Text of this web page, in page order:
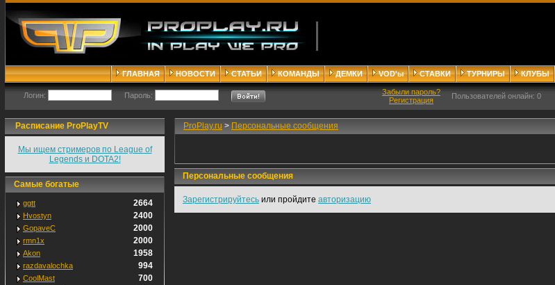
ГЛАВНАЯ НОВОСТИ СТАТЬИ КОМАНДЫ ДЕМКИ VOD'ы СТАВКИ ТУРНИРЫ КЛУБЫ
Логин: Пароль:
Забыли пароль?
Регистрация
Пользователей онлайн: 0
Расписание ProPlayTV
Мы ищем стримеров по League of
Legends и DOTA2!
Самые богатые
ggtt 2664
Hvostyn 2400
GopaveC 2000
rmn1x 2000
Akon 1958
razdavalochka 994
CoolMast 700
ProPlay.ru > Персональные сообщения
Персональные сообщения
Зарегистрируйтесь или пройдите авторизацию